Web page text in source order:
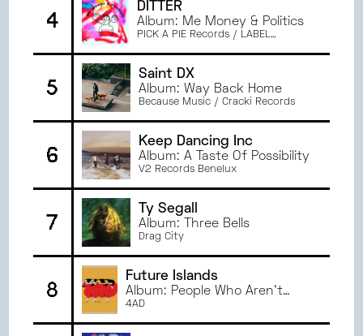
DÉCEMBRE2023
NOVEMBRE2023
OCTOBRE2023
SEPTEMBRE2023
JUIN2023
2023
MARS2023
FÉVRIER2023
JANVIER2023
JUIN2022
2022
AVRIL2022
MARS2022
4
DITTER
Album: Me Money & Politics
PICK A PIE Records / LABEL
5
Saint DX
Album: Way Back Home
Because Music / Cracki Records
6
Keep Dancing Inc
Album: A Taste Of Possibility
V2 Records Benelux
7
Ty Segall
Album: Three Bells
Drag City
8
Future Islands
Album: People Who Aren’t
There Anymore
4AD